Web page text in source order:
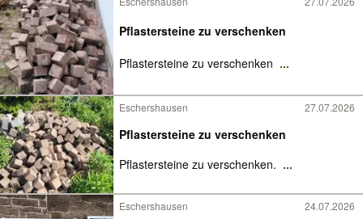
Pflastersteine zu verschenken
Pflastersteine zu verschenken ...
Eschershausen 27.07.2026
Pflastersteine zu verschenken
Pflastersteine zu verschenken. ...
Eschershausen 24.07.2026